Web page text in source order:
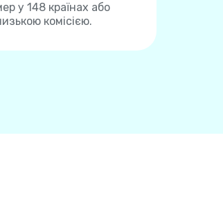
у 148 країнах або
комісією.